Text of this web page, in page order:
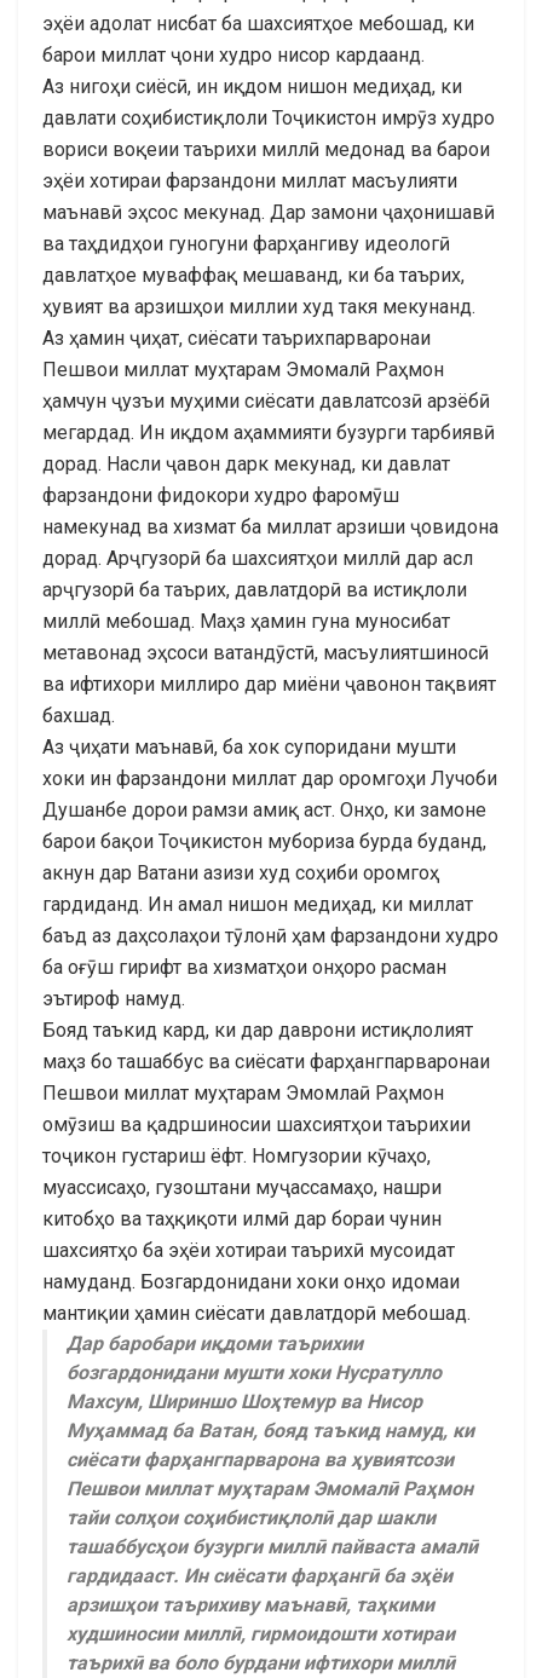
эҳёи адолат нисбат ба шахсиятҳое мебошад, ки
барои миллат ҷони худро нисор кардаанд.
Аз нигоҳи сиёсӣ, ин иқдом нишон медиҳад, ки
давлати соҳибистиқлоли Тоҷикистон имрӯз худро
вориси воқеии таърихи миллӣ медонад ва барои
эҳёи хотираи фарзандони миллат масъулияти
маънавӣ эҳсос мекунад. Дар замони ҷаҳонишавӣ
ва таҳдидҳои гуногуни фарҳангиву идеологӣ
давлатҳое муваффақ мешаванд, ки ба таърих,
ҳувият ва арзишҳои миллии худ такя мекунанд.
Аз ҳамин ҷиҳат, сиёсати таърихпарваронаи
Пешвои миллат муҳтарам Эмомалӣ Раҳмон
ҳамчун ҷузъи муҳими сиёсати давлатсозӣ арзёбӣ
мегардад. Ин иқдом аҳаммияти бузурги тарбиявӣ
дорад. Насли ҷавон дарк мекунад, ки давлат
фарзандони фидокори худро фаромӯш
намекунад ва хизмат ба миллат арзиши ҷовидона
дорад. Арҷгузорӣ ба шахсиятҳои миллӣ дар асл
арҷгузорӣ ба таърих, давлатдорӣ ва истиқлоли
миллӣ мебошад. Маҳз ҳамин гуна муносибат
метавонад эҳсоси ватандӯстӣ, масъулиятшиносӣ
ва ифтихори миллиро дар миёни ҷавонон тақвият
бахшад.
Аз ҷиҳати маънавӣ, ба хок супоридани мушти
хоки ин фарзандони миллат дар оромгоҳи Лучоби
Душанбе дорои рамзи амиқ аст. Онҳо, ки замоне
барои бақои Тоҷикистон мубориза бурда буданд,
акнун дар Ватани азизи худ соҳиби оромгоҳ
гардиданд. Ин амал нишон медиҳад, ки миллат
баъд аз даҳсолаҳои тӯлонӣ ҳам фарзандони худро
ба оғӯш гирифт ва хизматҳои онҳоро расман
эътироф намуд.
Бояд таъкид кард, ки дар даврони истиқлолият
маҳз бо ташаббус ва сиёсати фарҳангпарваронаи
Пешвои миллат муҳтарам Эмомлаӣ Раҳмон
омӯзиш ва қадршиносии шахсиятҳои таърихии
тоҷикон густариш ёфт. Номгузории кӯчаҳо,
муассисаҳо, гузоштани муҷассамаҳо, нашри
китобҳо ва таҳқиқоти илмӣ дар бораи чунин
шахсиятҳо ба эҳёи хотираи таърихӣ мусоидат
намуданд. Бозгардонидани хоки онҳо идомаи
мантиқии ҳамин сиёсати давлатдорӣ мебошад.
Дар баробари иқдоми таърихии
бозгардонидани мушти хоки Нусратулло
Махсум, Шириншо Шоҳтемур ва Нисор
Муҳаммад ба Ватан, бояд таъкид намуд, ки
сиёсати фарҳангпарварона ва ҳувиятсози
Пешвои миллат муҳтарам Эмомалӣ Раҳмон
тайи солҳои соҳибистиқлолӣ дар шакли
ташаббусҳои бузурги миллӣ пайваста амалӣ
гардидааст. Ин сиёсати фарҳангӣ ба эҳёи
арзишҳои таърихиву маънавӣ, таҳкими
худшиносии миллӣ, гирмоидошти хотираи
таърихӣ ва боло бурдани ифтихори миллӣ